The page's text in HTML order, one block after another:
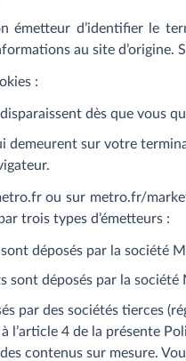
émetteur d’identifier le
au site d’origine.
:
dès que vous
demeurent sur votre
ou sur metro.fr/
trois types d’émetteurs :
déposés par la société
sont déposés par la société
par des sociétés tierces
l’article 4 de la présente
contenus sur mesure.